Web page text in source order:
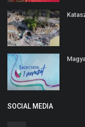
SOCIAL MEDIA